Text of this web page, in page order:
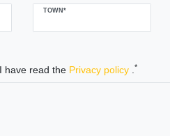
TOWN*
have read the Privacy policy *